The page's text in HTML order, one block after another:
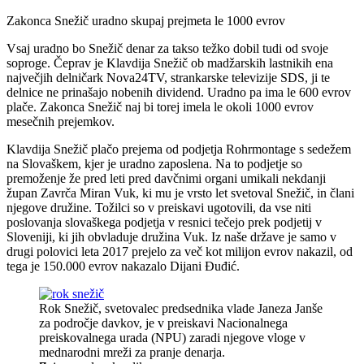
Zakonca Snežič uradno skupaj prejmeta le 1000 evrov
Vsaj uradno bo Snežič denar za takso težko dobil tudi od svoje
soproge. Čeprav je Klavdija Snežič ob madžarskih lastnikih ena
največjih delničark Nova24TV, strankarske televizije SDS, ji te
delnice ne prinašajo nobenih dividend. Uradno pa ima le 600 evrov
plače. Zakonca Snežič naj bi torej imela le okoli 1000 evrov
mesečnih prejemkov.
Klavdija Snežič plačo prejema od podjetja Rohrmontage s sedežem
na Slovaškem, kjer je uradno zaposlena. Na to podjetje so
premoženje že pred leti pred davčnimi organi umikali nekdanji
župan Zavrča Miran Vuk, ki mu je vrsto let svetoval Snežič, in člani
njegove družine. Tožilci so v preiskavi ugotovili, da vse niti
poslovanja slovaškega podjetja v resnici tečejo prek podjetij v
Sloveniji, ki jih obvladuje družina Vuk. Iz naše države je samo v
drugi polovici leta 2017 prejelo za več kot milijon evrov nakazil, od
tega je 150.000 evrov nakazalo Dijani Đuđić.
Rok Snežič, svetovalec predsednika vlade Janeza Janše
za področje davkov, je v preiskavi Nacionalnega
preiskovalnega urada (NPU) zaradi njegove vloge v
mednarodni mreži za pranje denarja.